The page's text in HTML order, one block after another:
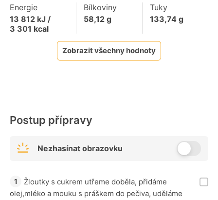
Energie
13 812 kJ /
3 301 kcal
Bílkoviny
58,12g
Tuky
133,74 g
Zobrazit všechny hodnoty
Postup přípravy
Nezhasínat obrazovku
Žloutky s cukrem utřeme doběla, přidáme
olej,mléko a mouku s práškem do pečiva, uděláme